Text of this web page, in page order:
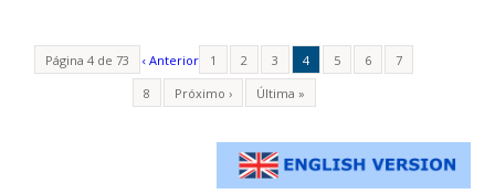
Página 4 de 73 ‹ Anterior 1 2 3 4 5 6
7
8
Próximo › Última »